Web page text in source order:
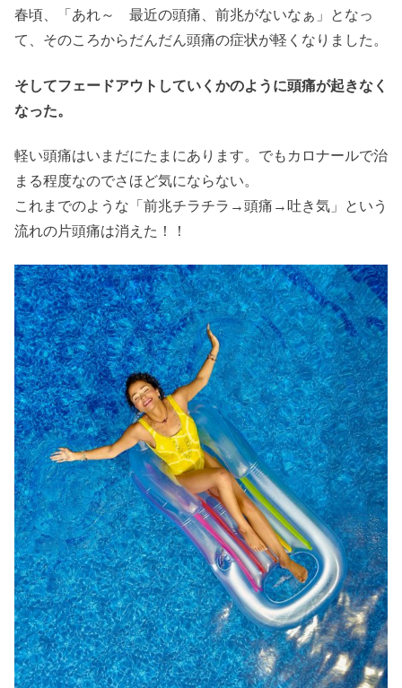
春頃、「あれ～ 最近の頭痛、前兆がないなぁ」となっ
て、そのころからだんだん頭痛の症状が軽くなりました。
そしてフェードアウトしていくかのように頭痛が起きなく
なった。
軽い頭痛はいまだにたまにあります。でもカロナールで治
まる程度なのでさほど気にならない。
これまでのような「前兆チラチラ→頭痛→吐き気」という
流れの片頭痛は消えた！！